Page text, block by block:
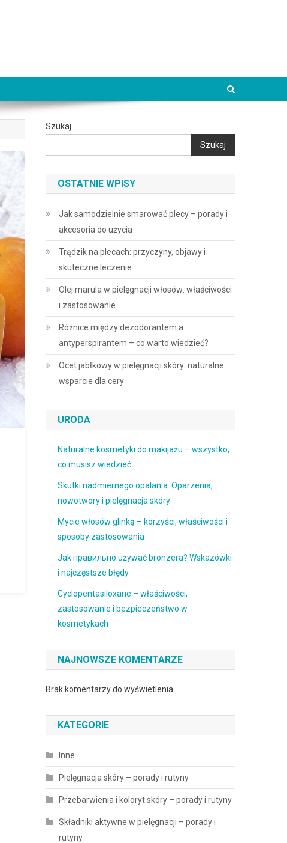
Szukaj
Szukaj
OSTATNIE WPISY
Jak samodzielnie smarować plecy – porady i
akcesoria do użycia
Trądzik na plecach: przyczyny, objawy i
skuteczne leczenie
Olej marula w pielęgnacji włosów: właściwości
i zastosowanie
Różnice między dezodorantem a
antyperspirantem – co warto wiedzieć?
Ocet jabłkowy w pielęgnacji skóry: naturalne
wsparcie dla cery
URODA
Naturalne kosmetyki do makijażu – wszystko,
co musisz wiedzieć
Skutki nadmiernego opalania: Oparzenia,
nowotwory i pielęgnacja skóry
Mycie włosów glinką – korzyści, właściwości i
sposoby zastosowania
Jak правильно używać bronzera? Wskazówki
i najczęstsze błędy
Cyclopentasiloxane – właściwości,
zastosowanie i bezpieczeństwo w
kosmetykach
NAJNOWSZE KOMENTARZE
Brak komentarzy do wyświetlenia.
KATEGORIE
Inne
Pielęgnacja skóry – porady i rutyny
Przebarwienia i koloryt skóry – porady i rutyny
Składniki aktywne w pielęgnacji – porady i
rutyny